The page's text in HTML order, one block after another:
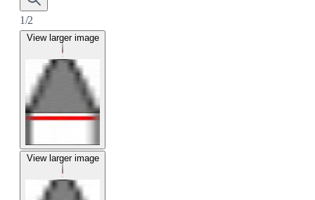
1/2
View larger image
View larger image